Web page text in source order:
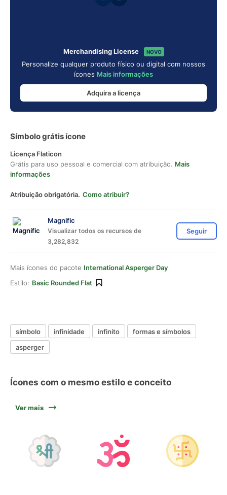
Merchandising License NOVO
Personalize qualquer produto físico ou digital com nossos
ícones Mais informações
Adquira a licença
Símbolo grátis ícone
Licença Flaticon
Grátis para uso pessoal e comercial com atribuição. Mais
informações
Atribuição obrigatória. Como atribuir?
Magnific
Visualizar todos os recursos de
3,282,832
Seguir
Mais ícones do pacote International Asperger Day
Estilo: Basic Rounded Flat
símbolo infinidade infinito
formas e símbolos
asperger
Ícones com o mesmo estilo e conceito
Ver mais